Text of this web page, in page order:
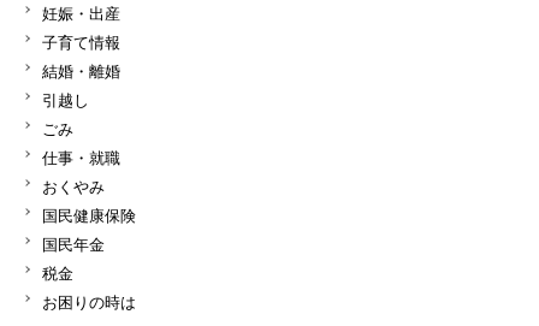
妊娠・出産
子育て情報
結婚・離婚
引越し
ごみ
仕事・就職
おくやみ
国民健康保険
国民年金
税金
お困りの時は